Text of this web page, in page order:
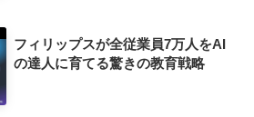
フィリップスが全従業員7万人をAI
の達人に育てる驚きの教育戦略